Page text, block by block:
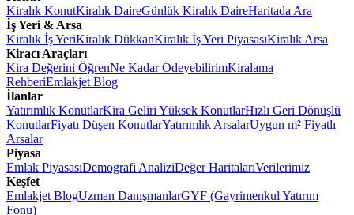
Kiralık KonutKiralık DaireGünlük Kiralık DaireHaritada Ara
İş Yeri & Arsa
Kiralık İş YeriKiralık DükkanKiralık İş Yeri PiyasasıKiralık Arsa
Kiracı Araçları
Kira Değerini ÖğrenNe Kadar ÖdeyebilirimKiralama
RehberiEmlakjet Blog
İlanlar
Yatırımlık KonutlarKira Geliri Yüksek KonutlarHızlı Geri Dönüşlü
KonutlarFiyatı Düşen KonutlarYatırımlık ArsalarUygun m² Fiyatlı
Arsalar
Piyasa
Emlak PiyasasıDemografi AnaliziDeğer HaritalarıVerilerimiz
Keşfet
Emlakjet BlogUzman DanışmanlarGYF (Gayrimenkul Yatırım
Fonu)